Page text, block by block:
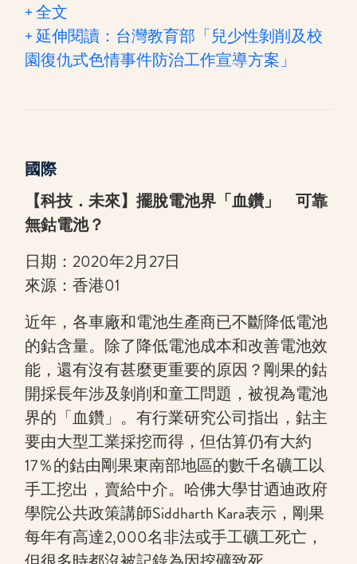
+ 全文
+ 延伸閱讀：台灣教育部「兒少性剝削及校
園復仇式色情事件防治工作宣導方案」
國際
【科技．未來】擺脫電池界「血鑽」 可靠
無鈷電池？
日期：2020年2月27日
來源：香港01
近年，各車廠和電池生產商已不斷降低電池
的鈷含量。除了降低電池成本和改善電池效
能，還有沒有甚麼更重要的原因？剛果的鈷
開採長年涉及剝削和童工問題，被視為電池
界的「血鑽」。有行業研究公司指出，鈷主
要由大型工業採挖而得，但估算仍有大約
17％的鈷由剛果東南部地區的數千名礦工以
手工挖出，賣給中介。哈佛大學甘迺迪政府
學院公共政策講師Siddharth Kara表示，剛果
每年有高達2,000名非法或手工礦工死亡，